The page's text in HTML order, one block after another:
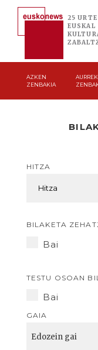
25 URTE
EUSKAL
AZKEN
ZENBAKIA
HITZA
BILAKETA
Bai
TESTU OSOAN
Bai
GAIA